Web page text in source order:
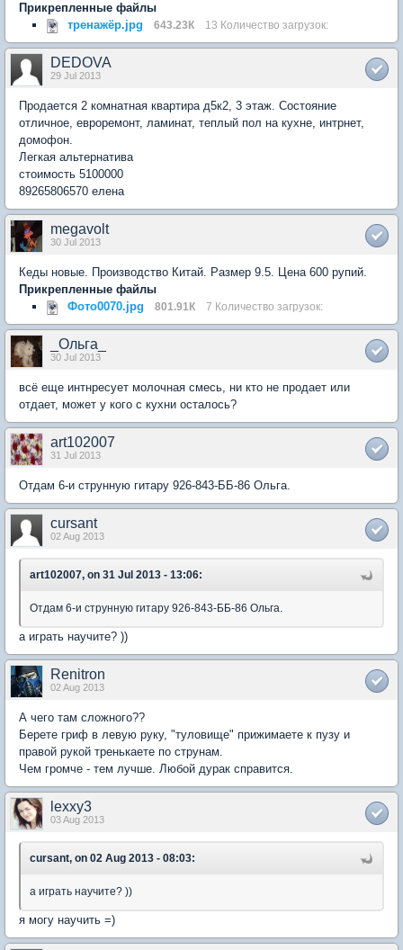
Прикрепленные файлы
тренажёр.jpg
643.23К 13 Количество загрузок:
DEDOVA
29 Jul 2013
Продается 2 комнатная квартира д5к2, 3 этаж. Состояние
отличное, евроремонт, ламинат, теплый пол на кухне, интрнет,
домофон.
Легкая альтернатива
стоимость 5100000
89265806570 елена
megavolt
30 Jul 2013
Кеды новые. Производство Китай. Размер 9.5. Цена 600 рупий.
Прикрепленные файлы
Фото0070.jpg
801.91К 7 Количество загрузок:
_Ольга_
30 Jul 2013
всё еще интнресует молочная смесь, ни кто не продает или
отдает, может у кого с кухни осталось?
art102007
31 Jul 2013
Отдам 6-и струнную гитару 926-843-ББ-86 Ольга.
cursant
02 Aug 2013
art102007, on 31 Jul 2013 - 13:06:
Отдам 6-и струнную гитару 926-843-ББ-86 Ольга.
а играть научите? ))
Renitron
02 Aug 2013
А чего там сложного??
Берете гриф в левую руку, "туловище" прижимаете к пузу и
правой рукой тренькаете по струнам.
Чем громче - тем лучше. Любой дурак справится.
lexxy3
03 Aug 2013
cursant, on 02 Aug 2013 - 08:03:
а играть научите? ))
я могу научить =)